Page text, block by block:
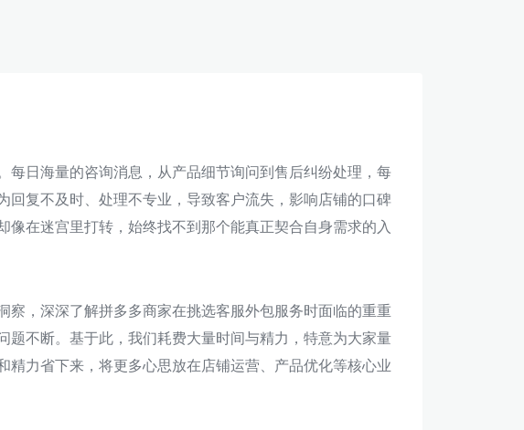
日海量的咨询消息，从产品细节询问到售后纠纷处理，每
复不及时、处理不专业，导致客户流失，影响店铺的口碑
在迷宫里打转，始终找不到那个能真正契合自身需求的入
，深深了解拼多多商家在挑选客服外包服务时面临的重重
不断。基于此，我们耗费大量时间与精力，特意为大家量
力省下来，将更多心思放在店铺运营、产品优化等核心业